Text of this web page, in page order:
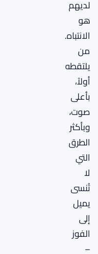
لديهم
هو
الانتباه.
من
يلتقطه
أولاً،
بأعلى
صوت،
وبأكثر
الطرق
التي
لا
تُنسى
يميل
إلى
الفوز
–